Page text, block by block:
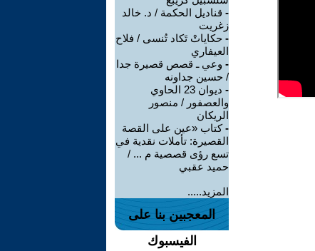
- قناديل الحكمة / د. خالد
زغريت
- حكاياتْ تَكاد تُنسى / فلاح
العيفاري
- وعي ـ قصص قصيرة جدا
/ حسين جداونه
-
ديوان 23 الحاوي
والعصفور / منصور
الريكان
-كتاب «عين على القصة
القصيرة: تأملات نقدية في
تسع رؤى قصصية م ... /
حميد عقبي
المزيد.....
المعجبين بنا على
الفيسبوك